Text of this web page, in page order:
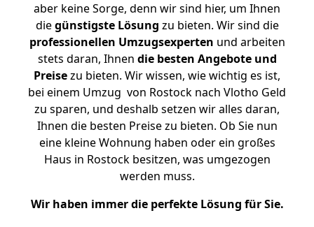
aber keine Sorge, denn wir sind hier, um Ihnen
diegünstigste Lösung zu bieten. Wir sind die
professionellen Umzugsexperten und arbeiten
stets daran, Ihnen die besten Angebote und
Preisezu bieten. Wir wissen, wie wichtig es ist,
bei einem Umzug von Rostock nach Vlotho Geld
zu sparen, und deshalb setzen wir alles daran,
Ihnen die besten Preise zu bieten. Ob Sie nun
eine kleine Wohnung haben oder ein großes
Haus in Rostock besitzen, was umgezogen
werden muss.
Wir haben immer die perfekte Lösung für Sie.